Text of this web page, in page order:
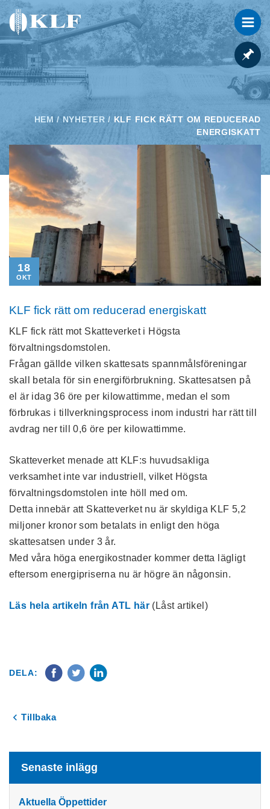
HEM /NYHETER / KLF FICK RÄTT OM REDUCERAD
ENERGISKATT
18
OKT
KLF fick rätt om reducerad energiskatt
KLF fick rätt mot Skatteverket i Högsta
förvaltningsdomstolen.
Frågan gällde vilken skattesats spannmålsföreningar
skall betala för sin energiförbrukning. Skattesatsen på
el är idag 36 öre per kilowattimme, medan el som
förbrukas i tillverkningsprocess inom industri har rätt till
avdrag ner till 0,6 öre per kilowattimme.
Skatteverket menade att KLF:s huvudsakliga
verksamhet inte var industriell, vilket Högsta
förvaltningsdomstolen inte höll med om.
Detta innebär att Skatteverket nu är skyldiga KLF 5,2
miljoner kronor som betalats in enligt den höga
skattesatsen under 3 år.
Med våra höga energikostnader kommer detta lägligt
eftersom energipriserna nu är högre än någonsin.
Läs hela artikeln från ATL här (Låst artikel)
DELA:
Tillbaka
Senaste inlägg
Aktuella Öppettider